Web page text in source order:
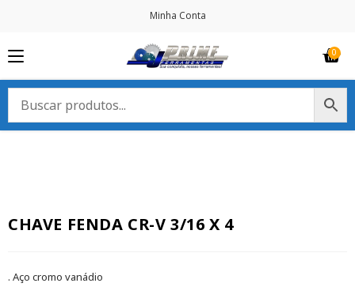
Minha Conta
CHAVE FENDA CR-V 3/16 X 4
. Aço cromo vanádio